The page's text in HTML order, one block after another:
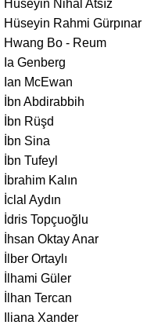
Hüseyin Nihal Atsız
Hüseyin Rahmi Gürpınar
Hwang Bo - Reum
Ia Genberg
Ian McEwan
İbn Abdirabbih
İbn Rüşd
İbn Sina
İbn Tufeyl
İbrahim Kalın
İclal Aydın
İdris Topçuoğlu
İhsan Oktay Anar
İlber Ortaylı
İlhami Güler
İlhan Tercan
Iliana Xander